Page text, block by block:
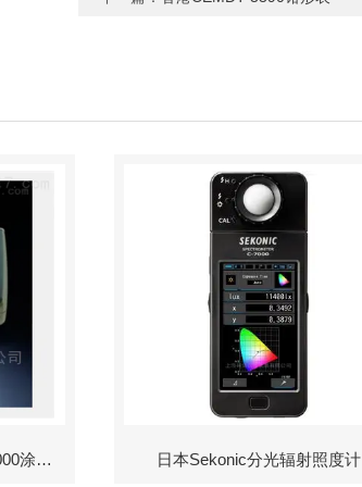
美国DeFelsko PosiTector6000涂层测厚仪 日本Sekonic分光辐射照度计